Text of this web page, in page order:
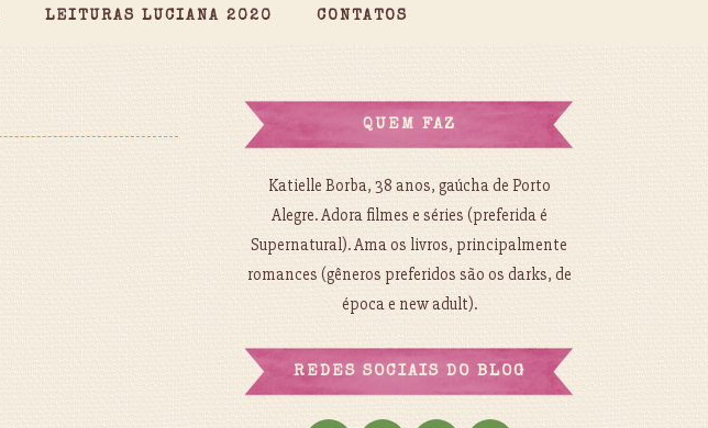
LEITURAS LUCIANA 2020 CONTATOS
QUEM FAZ
Katielle Borba, 38 anos, gaúcha de Porto
Alegre. Adora filmes e séries (preferida é
Supernatural). Ama os livros, principalmente
romances (gêneros preferidos são os darks, de
época e new adult).
REDES SOCIAIS DO BLOG